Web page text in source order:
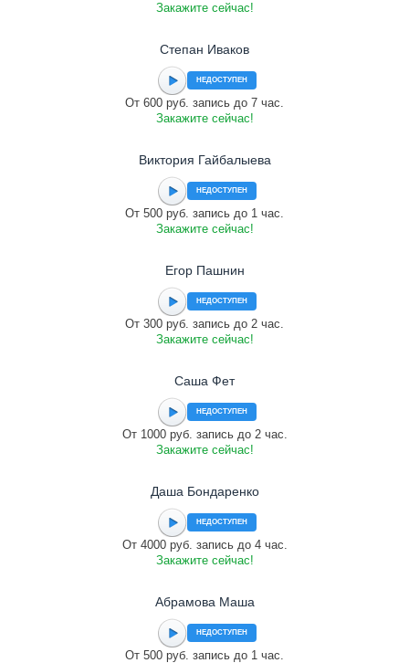
Закажите сейчас!
Степан Иваков
НЕДОСТУПЕН
От 600 руб. запись до 7 час.
Закажите сейчас!
Виктория Гайбалыева
НЕДОСТУПЕН
От 500 руб. запись до 1 час.
Закажите сейчас!
Егор Пашнин
НЕДОСТУПЕН
От 300 руб. запись до 2 час.
Закажите сейчас!
Саша Фет
НЕДОСТУПЕН
От 1000 руб. запись до 2 час.
Закажите сейчас!
Даша Бондаренко
НЕДОСТУПЕН
От 4000 руб. запись до 4 час.
Закажите сейчас!
Абрамова Маша
НЕДОСТУПЕН
От 500 руб. запись до 1 час.